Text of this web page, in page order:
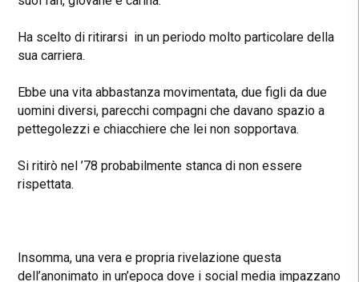
Ha scelto di ritirarsi in un periodo molto particolare della
sua carriera.
Ebbe una vita abbastanza movimentata, due figli da due
uomini diversi, parecchi compagni che davano spazio a
pettegolezzi e chiacchiere che lei non sopportava.
Si ritirò nel ’78 probabilmente stanca di non essere
rispettata.
Insomma, una vera e propria rivelazione questa
dell’anonimato in un’epoca dove i social media impazzano